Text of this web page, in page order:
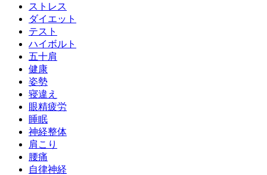
ストレス
ダイエット
テスト
ハイボルト
五十肩
健康
姿勢
寝違え
眼精疲労
睡眠
神経整体
肩こり
腰痛
自律神経